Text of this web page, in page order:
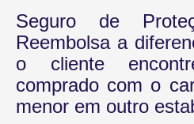
Seguro de
Reembolsa a
o cliente
comprado com o
menor em outro